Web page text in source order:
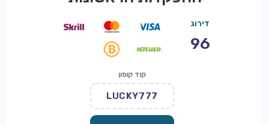
דירוג
96
קוד קופון
LUCKY777